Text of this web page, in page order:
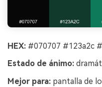
HEX: #070707 #123a2c
Estado de ánimo:
Mejor para: pantalla de